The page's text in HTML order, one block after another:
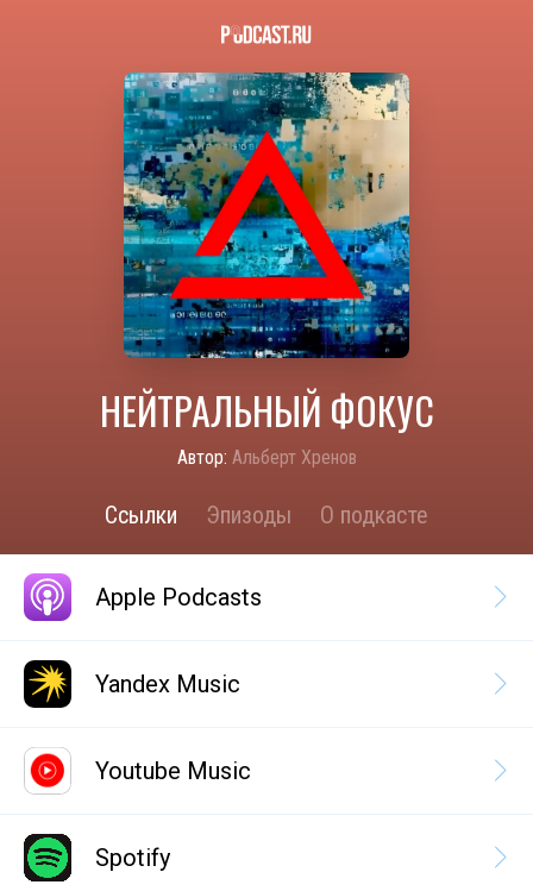
НЕЙТРАЛЬНЫЙ ФОКУС
Автор: Альберт Хренов
Ссылки Эпизоды О подкасте
Apple Podcasts
Yandex Music
Youtube Music
Spotify